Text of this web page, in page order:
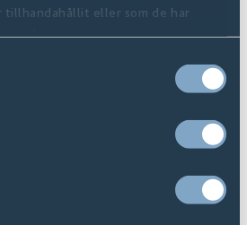
tillhandahållit eller som de har
deras tjänster.